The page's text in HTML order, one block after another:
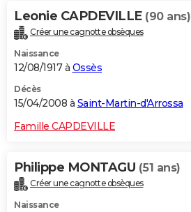
Leonie CAPDEVILLE (90 ans)
Créer une cagnotte obsèques
Naissance
12/08/1917 à Ossès
Décès
15/04/2008 à Saint-Martin-d'Arrossa
Famille CAPDEVILLE
Philippe MONTAGU (51 ans)
Créer une cagnotte obsèques
Naissance